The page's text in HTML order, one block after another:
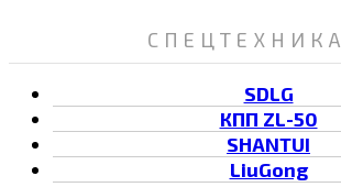
СПЕЦТЕХНИКА
SDLG
КПП ZL-50
SHANTUI
LiuGong